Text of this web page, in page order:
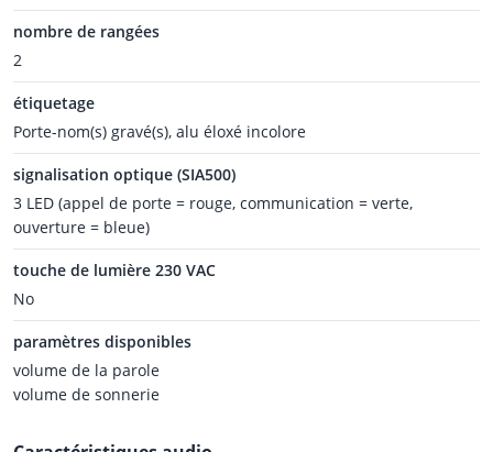
nombre de rangées
2
étiquetage
Porte-nom(s) gravé(s), alu éloxé incolore
signalisation optique (SIA500)
3 LED (appel de porte = rouge, communication = verte,
ouverture = bleue)
touche de lumière 230 VAC
No
paramètres disponibles
volume de la parole
volume de sonnerie